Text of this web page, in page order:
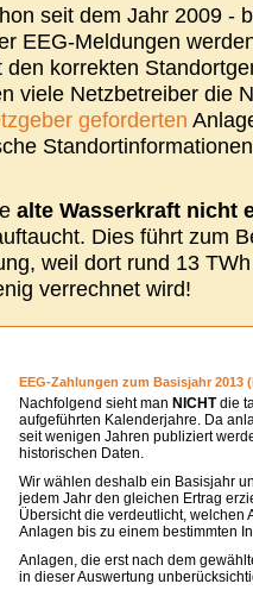
seit dem Jahr 2009 -
EEG-Meldungen
korrekten
viele Netzbetreiber die
geforderten
alte Wasserkraft nicht
Dies führt zum
weil dort rund 13
verrechnet wird!
EEG-Zahlungen zum Basisjahr 2013
Nachfolgend sieht man NICHTdie
aufgeführten Kalenderjahre. Da
seit wenigen Jahren publiziert
historischen Daten.
Wir wählen deshalb ein Basisjahr
jedem Jahr den gleichen Ertrag
Übersicht die verdeutlicht, welchen
Anlagen bis zu einem bestimmten
Anlagen, die erst nach dem
in dieser Auswertung